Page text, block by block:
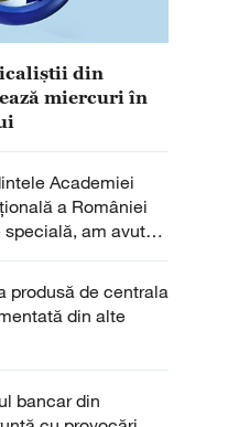
din
miercuri în
Academiei
a României
am avut
de țară
produsă de centrala
din alte
bancar din